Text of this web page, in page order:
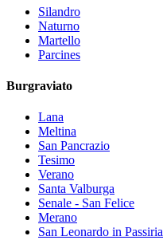
Silandro
Naturno
Martello
Parcines
Burgraviato
Lana
Meltina
San Pancrazio
Tesimo
Verano
Santa Valburga
Senale - San Felice
Merano
San Leonardo in Passiria